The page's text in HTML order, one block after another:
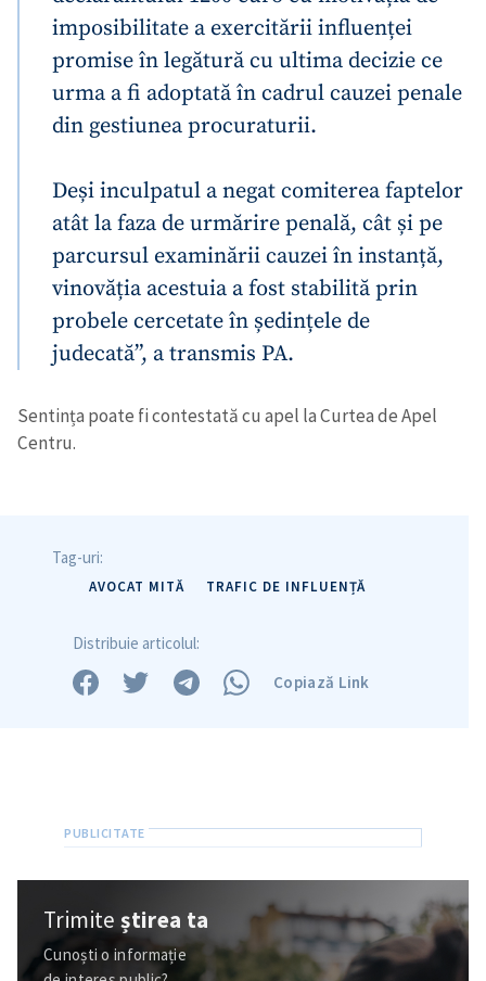
imposibilitate a exercitării influenței
promise în legătură cu ultima decizie ce
urma a fi adoptată în cadrul cauzei penale
din gestiunea procuraturii.
Deși inculpatul a negat comiterea faptelor
atât la faza de urmărire penală, cât și pe
parcursul examinării cauzei în instanță,
vinovăția acestuia a fost stabilită prin
probele cercetate în ședințele de
judecată”, a transmis PA.
Sentința poate fi contestată cu apel la Curtea de Apel
Centru.
Tag-uri:
AVOCAT MITĂ TRAFIC DE INFLUENȚĂ
Distribuie articolul:
Copiază Link
Trimiteștirea ta
Cunoști o informație